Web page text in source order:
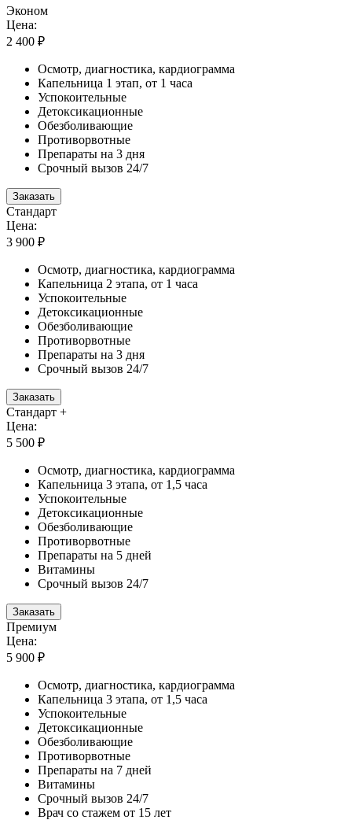
Эконом
Цена:
2 400 ₽
Осмотр, диагностика, кардиограмма
Капельница 1 этап, от 1 часа
Успокоительные
Детоксикационные
Обезболивающие
Противорвотные
Препараты на 3 дня
Срочный вызов 24/7
Заказать
Стандарт
Цена:
3 900 ₽
Осмотр, диагностика, кардиограмма
Капельница 2 этапа, от 1 часа
Успокоительные
Детоксикационные
Обезболивающие
Противорвотные
Препараты на 3 дня
Срочный вызов 24/7
Заказать
Стандарт +
Цена:
5 500 ₽
Осмотр, диагностика, кардиограмма
Капельница 3 этапа, от 1,5 часа
Успокоительные
Детоксикационные
Обезболивающие
Противорвотные
Препараты на 5 дней
Витамины
Срочный вызов 24/7
Заказать
Премиум
Цена:
5 900 ₽
Осмотр, диагностика, кардиограмма
Капельница 3 этапа, от 1,5 часа
Успокоительные
Детоксикационные
Обезболивающие
Противорвотные
Препараты на 7 дней
Витамины
Срочный вызов 24/7
Врач со стажем от 15 лет